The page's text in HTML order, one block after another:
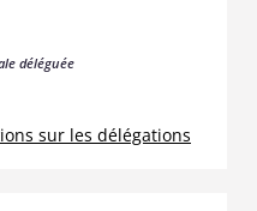
déléguée
sur les délégations